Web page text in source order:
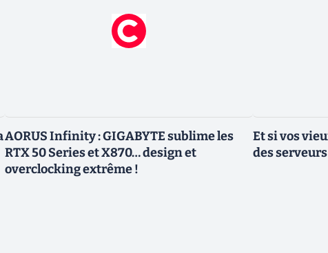
AORUS Infinity : GIGABYTE sublime les
RTX 50 Series et X870… design et
overclocking extrême !
Et si vos
des